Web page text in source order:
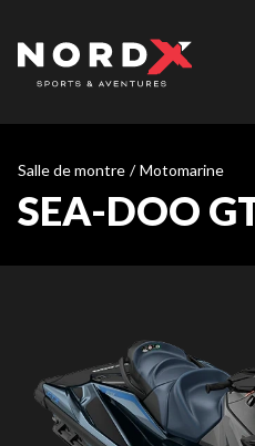
Salle de montre / Motomarine
SEA-DOO